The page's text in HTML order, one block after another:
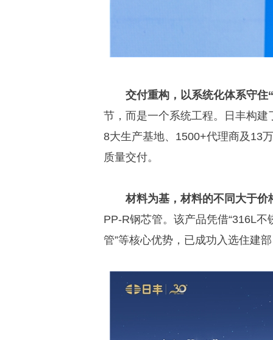
交付重构，以系统化体系守住
节，而是一个系统工程。日丰构
8大生产基地、1500+代理商及13
质量交付。
材料为基，材料的不同大于价
PP-R钢芯管。该产品凭借“316L
管”等核心优势，已成功入选住建